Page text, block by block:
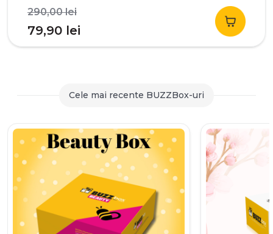
290,00leiPrețul
inițial
a
290,00 lei.
79,90 lei
curent
79,90 lei.
Cele mai recente BUZZBox-uri